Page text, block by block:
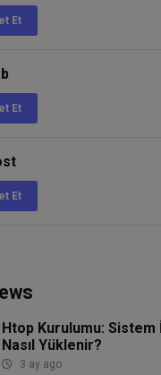
Et
Et
Et
Htop Kurulumu: Sistem
Nasıl Yüklenir?
3 ay ago